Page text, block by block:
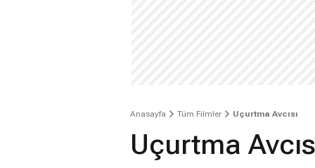
Anasayfa Tüm Filmler Uçurtma Avcısı
Uçurtma